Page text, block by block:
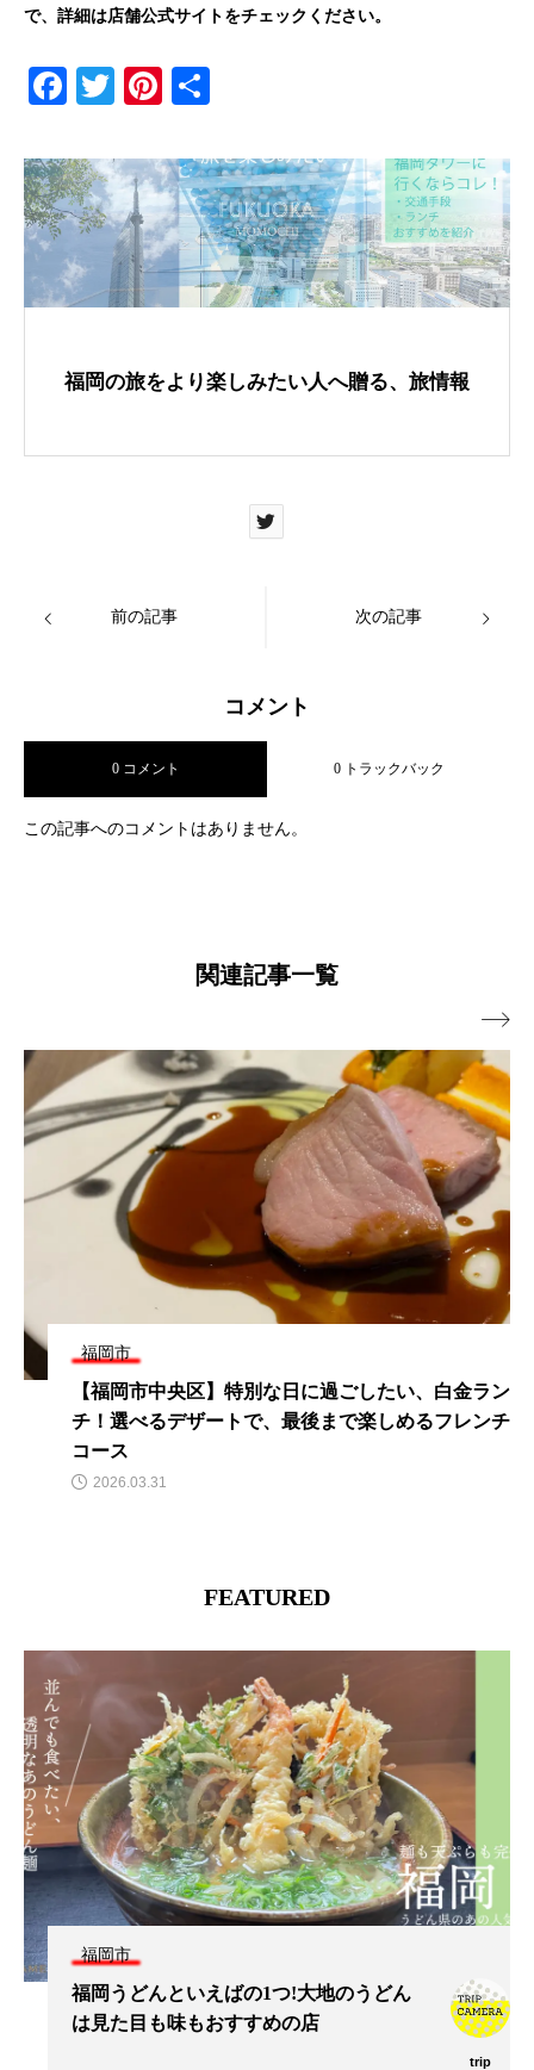
で、詳細は店舗公式サイトをチェックください。
F
c
e
b
o
o
T
tt
er
Pi
er
e
st
福岡の旅をより楽しみたい人へ贈る、旅情報
前の記事 次の記事
コメント
0 コメント 0 トラックバック
この記事へのコメントはありません。
関連記事一覧
福岡市
【福岡市博多区】お寿司がずらっと並ぶ!1貫110円
の選び放題の港の海の幸お食事に出かけよう〜!
2026.03.22

FEATURED
福岡市
福岡うどんといえばの1つ!大地のうどん
は見た目も味もおすすめの店
trip